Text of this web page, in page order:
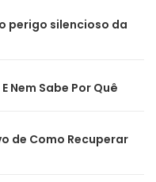
perigo silencioso da
Nem Sabe Por Quê
de Como Recuperar